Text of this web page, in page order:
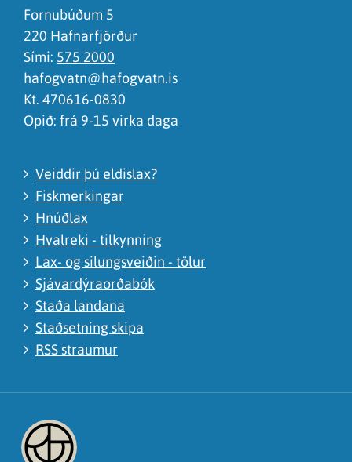
Ég skil ekki efnið, finnst það of flókið
Fornubúðum 5
220 Hafnarfjörður
Sími: 575 2000
hafogvatn@hafogvatn.is
Kt. 470616-0830
Opið: frá 9-15 virka daga
Veiddir þú eldislax?
Fiskmerkingar
Hnúðlax
Hvalreki - tilkynning
Lax- og silungsveiðin - tölur
Sjávardýraorðabók
Staða landana
Staðsetning skipa
RSS straumur